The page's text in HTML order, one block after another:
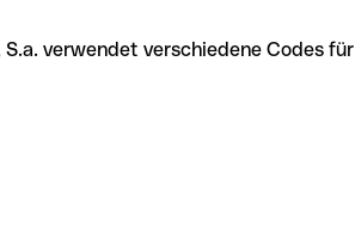
S.a. verwendet verschiedene Codes